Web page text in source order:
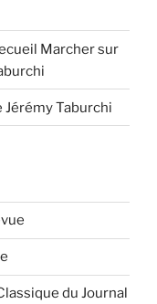
Marcher sur
Jérémy Taburchi
du Journal